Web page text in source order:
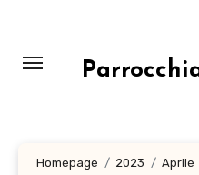
contenuto
Homepage 2023 Aprile